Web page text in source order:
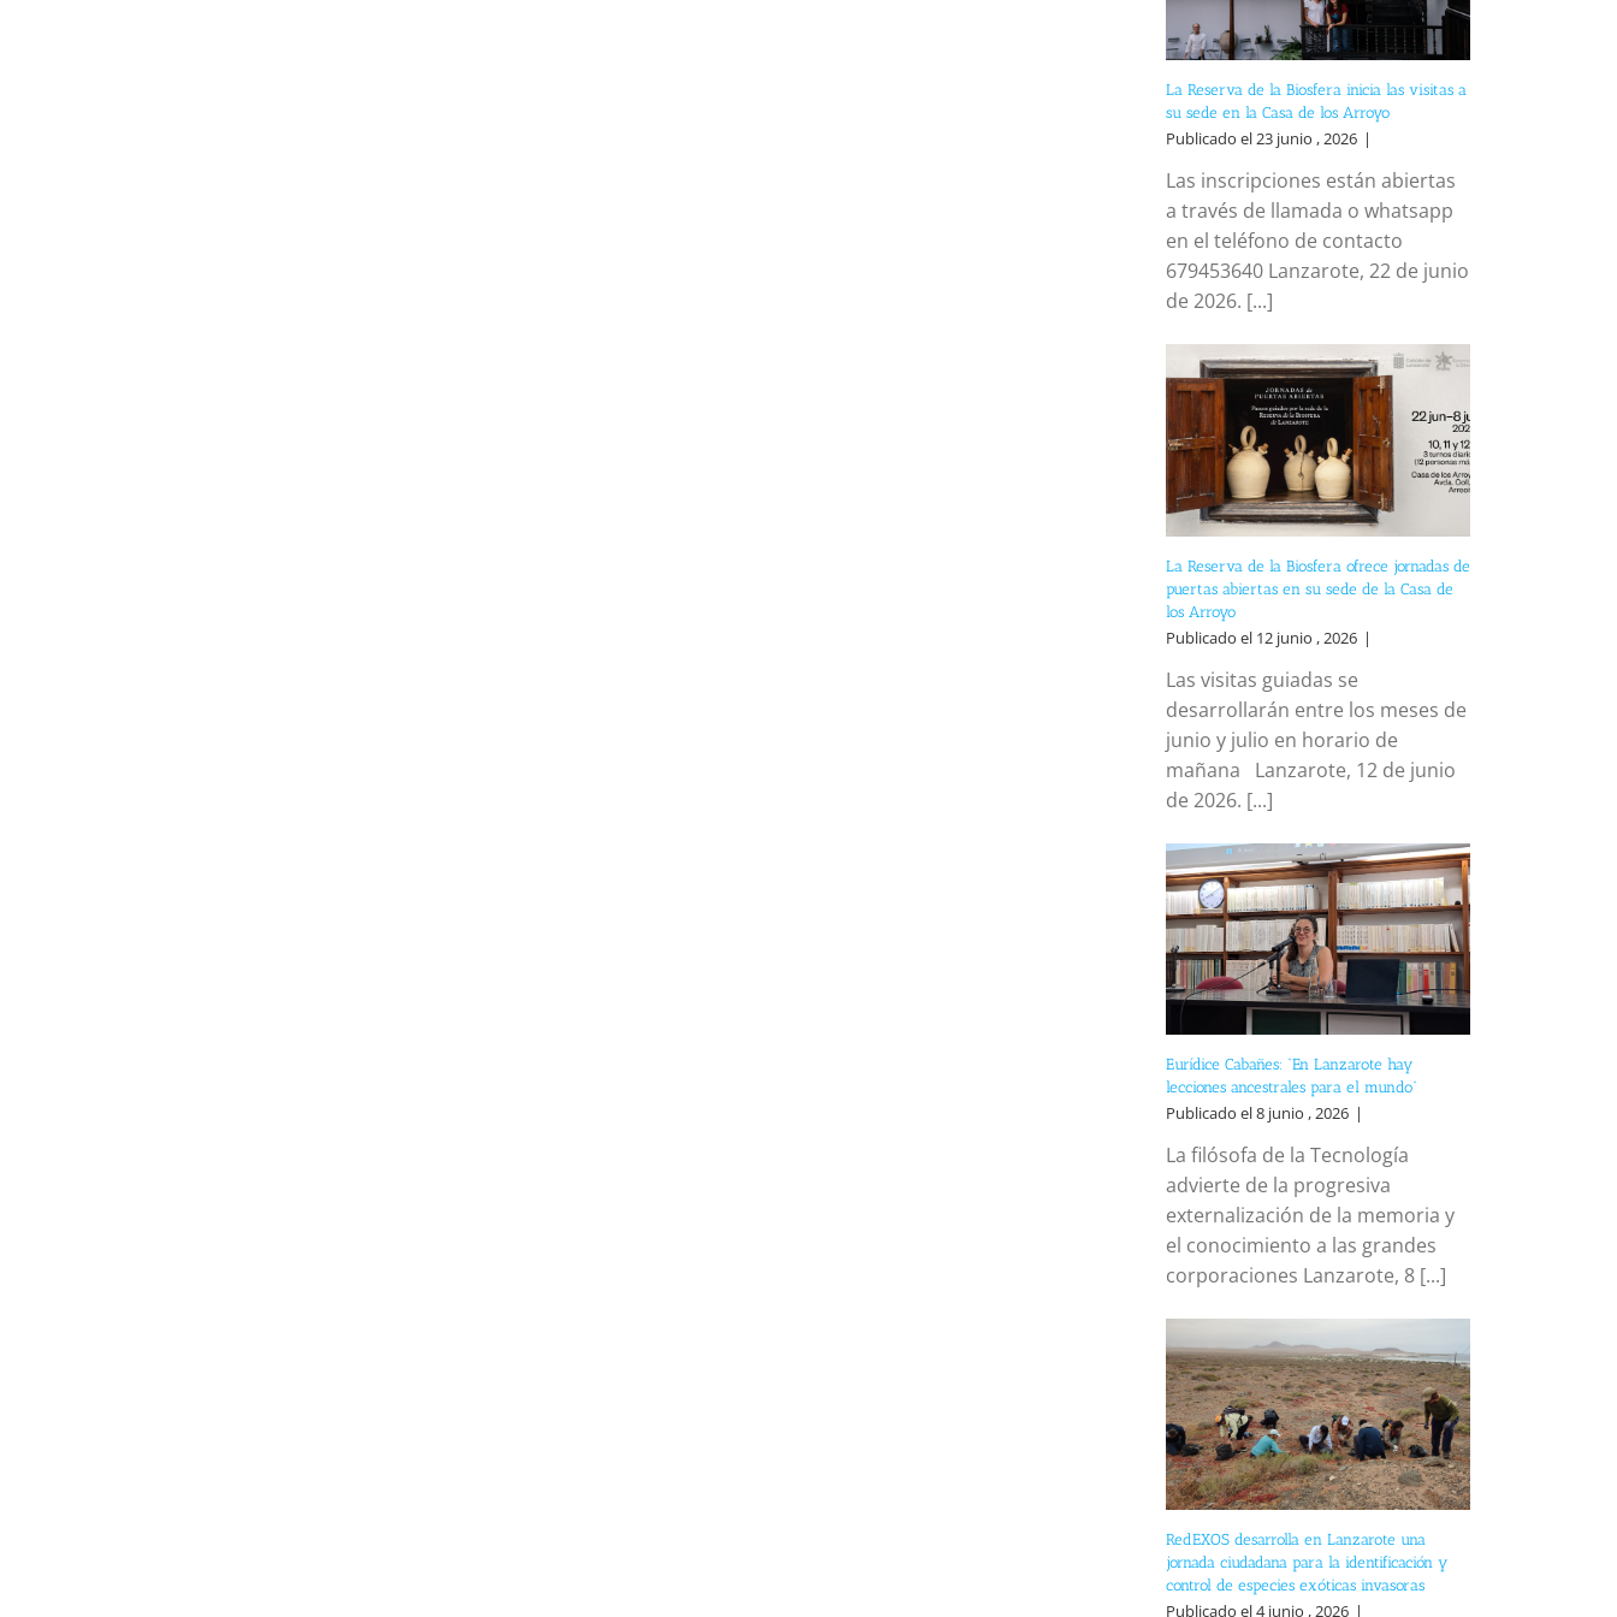
La Reserva de la Biosfera inicia las visitas a
su sede en la Casa de los Arroyo
Publicado el 23 junio , 2026 |
Las inscripciones están abiertas
a través de llamada o whatsapp
en el teléfono de contacto
679453640 Lanzarote, 22 de junio
de 2026. [...]
La Reserva de la Biosfera ofrece jornadas de
puertas abiertas en su sede de la Casa de
los Arroyo
Publicado el 12 junio , 2026 |
Las visitas guiadas se
desarrollarán entre los meses de
junio y julio en horario de
mañana Lanzarote, 12 de junio
de 2026. [...]
Eurídice Cabañes: “En Lanzarote hay
lecciones ancestrales para el mundo”
Publicado el 8 junio , 2026 |
La filósofa de la Tecnología
advierte de la progresiva
externalización de la memoria y
el conocimiento a las grandes
corporaciones Lanzarote, 8 [...]
RedEXOS desarrolla en Lanzarote una
jornada ciudadana para la identificación y
control de especies exóticas invasoras
Publicado el 4 junio , 2026 |